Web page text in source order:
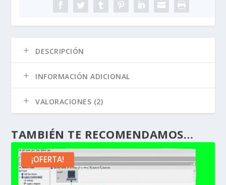
DESCRIPCIÓN
INFORMACIÓN ADICIONAL
VALORACIONES (2)
TAMBIÉN TE RECOMENDAMOS…
¡OFERTA!